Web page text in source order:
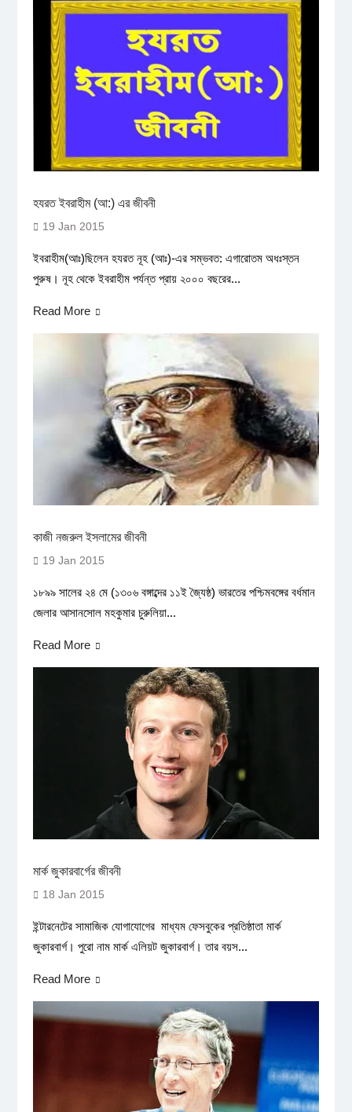
হযরত ইবরাহীম (আ:) এর জীবনী
19 Jan 2015
ইবরাহীম(আঃ)ছিলেন হযরত নূহ (আঃ)-এর সম্ভবত: এগারোতম অধঃস্তন
পুরুষ। নূহ থেকে ইবরাহীম পর্যন্ত প্রায় ২০০০ বছরের...
Read More
কাজী নজরুল ইসলামের জীবনী
19 Jan 2015
১৮৯৯ সালের ২৪ মে (১৩০৬ বঙ্গাব্দের ১১ই জ্যৈষ্ঠ) ভারতের পশ্চিমবঙ্গের বর্ধমান
জেলার আসানসোল মহকুমার চুরুলিয়া...
Read More
মার্ক জুকারবার্গের জীবনী
18 Jan 2015
ইন্টারনেটের সামাজিক যোগাযোগের মাধ্যম ফেসবুকের প্রতিষ্ঠাতা মার্ক
জুকারবার্গ। পুরো নাম মার্ক এলিয়ট জুকারবার্গ। তার বয়স...
Read More